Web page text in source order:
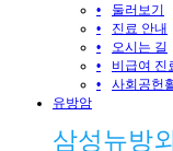
•
둘러보기
•
진료 안내
•
오시는 길
•
비급여 진
•
사회공헌
유방암
삼성뉴방